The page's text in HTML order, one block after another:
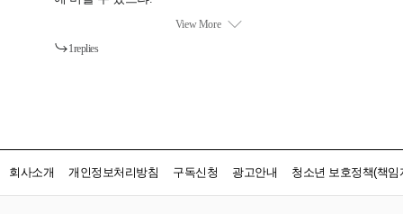
회사소개 개인정보처리방침 구독신청 광고안내 청소년 보호정책(책임